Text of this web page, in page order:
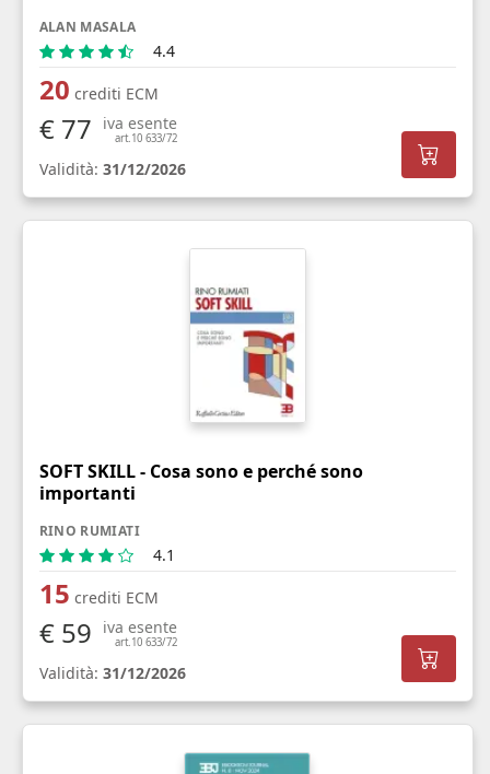
ALAN MASALA
4.4
20 crediti ECM
€ 77 iva esente
art.10 633/72
Validità: 31/12/2026
SOFT SKILL - Cosa sono e perché sono
importanti
RINO RUMIATI
4.1
15 crediti ECM
€ 59 iva esente
art.10 633/72
Validità: 31/12/2026